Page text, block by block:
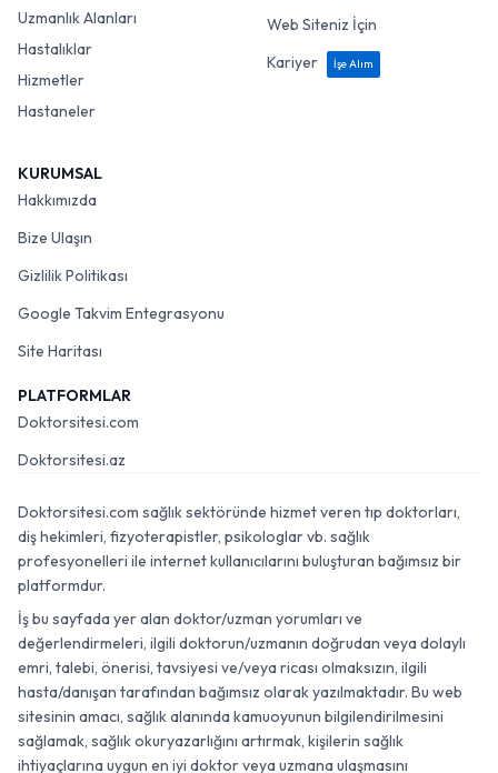
Uzmanlık Alanları
Hastalıklar
Hizmetler
Hastaneler
Web Siteniz İçin
Kariyer
İşe Alım
KURUMSAL
Hakkımızda
Bize Ulaşın
Gizlilik Politikası
Google Takvim Entegrasyonu
Site Haritası
PLATFORMLAR
Doktorsitesi.com
Doktorsitesi.az
Doktorsitesi.com sağlık sektöründe hizmet veren tıp doktorları,
diş hekimleri, fizyoterapistler, psikologlar vb. sağlık
profesyonelleri ile internet kullanıcılarını buluşturan bağımsız bir
platformdur.
İş bu sayfada yer alan doktor/uzman yorumları ve
değerlendirmeleri, ilgili doktorun/uzmanın doğrudan veya dolaylı
emri, talebi, önerisi, tavsiyesi ve/veya ricası olmaksızın, ilgili
hasta/danışan tarafından bağımsız olarak yazılmaktadır. Bu web
sitesinin amacı, sağlık alanında kamuoyunun bilgilendirilmesini
sağlamak, sağlık okuryazarlığını artırmak, kişilerin sağlık
ihtiyaçlarına uygun en iyi doktor veya uzmana ulaşmasını